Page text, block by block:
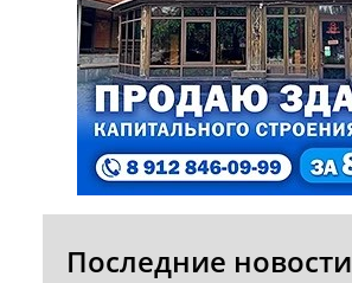
Последние новости